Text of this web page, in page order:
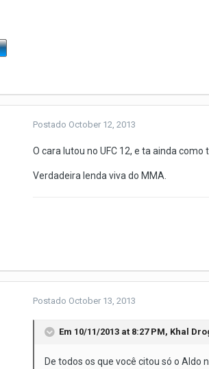
Postado October 12, 2013
O cara lutou no UFC 12, e ta ainda como
Verdadeira lenda viva do MMA.
Postado October 13, 2013
Em 10/11/2013 at 8:27 PM, Khal
De todos os que você citou só o